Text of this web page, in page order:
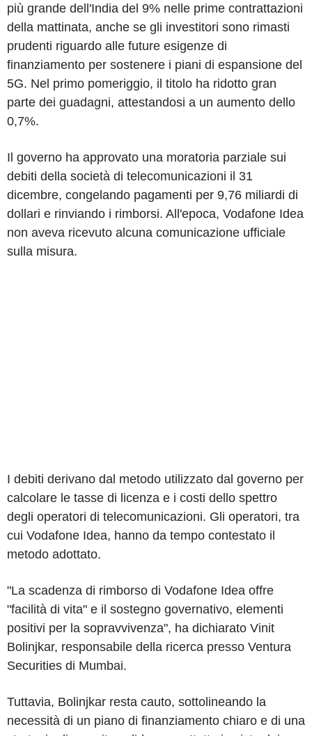
più grande dell'India del 9% nelle prime contrattazioni
della mattinata, anche se gli investitori sono rimasti
prudenti riguardo alle future esigenze di
finanziamento per sostenere i piani di espansione del
5G. Nel primo pomeriggio, il titolo ha ridotto gran
parte dei guadagni, attestandosi a un aumento dello
0,7%.
Il governo ha approvato una moratoria parziale sui
debiti della società di telecomunicazioni il 31
dicembre, congelando pagamenti per 9,76 miliardi di
dollari e rinviando i rimborsi. All'epoca, Vodafone Idea
non aveva ricevuto alcuna comunicazione ufficiale
sulla misura.
I debiti derivano dal metodo utilizzato dal governo per
calcolare le tasse di licenza e i costi dello spettro
degli operatori di telecomunicazioni. Gli operatori, tra
cui Vodafone Idea, hanno da tempo contestato il
metodo adottato.
"La scadenza di rimborso di Vodafone Idea offre
"facilità di vita" e il sostegno governativo, elementi
positivi per la sopravvivenza", ha dichiarato Vinit
Bolinjkar, responsabile della ricerca presso Ventura
Securities di Mumbai.
Tuttavia, Bolinjkar resta cauto, sottolineando la
necessità di un piano di finanziamento chiaro e di una